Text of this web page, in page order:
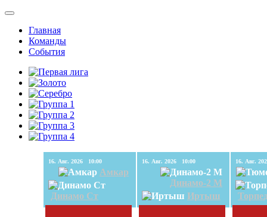
Главная
Команды
События
16. Авг. 2026 10:00
Амкар
Динамо Ст
16. Авг. 2026 10:00
Динамо-2 М
Иртыш